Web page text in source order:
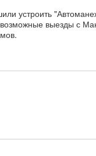
устроить
выезды с